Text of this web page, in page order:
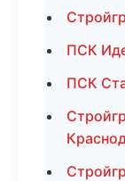
ПСК
ПСК